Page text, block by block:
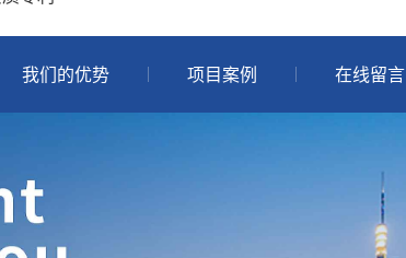
我们的优势 项目案例 在线留言